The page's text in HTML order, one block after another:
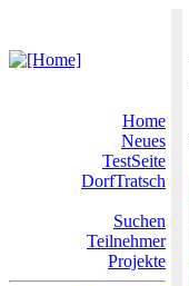
Home
Neues
TestSeite
DorfTratsch
Suchen
Teilnehmer
Projekte